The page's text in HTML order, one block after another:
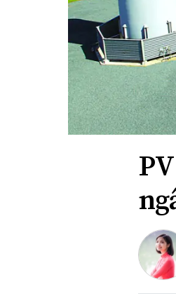
Xi nhan Trái
Bạn đọc viết